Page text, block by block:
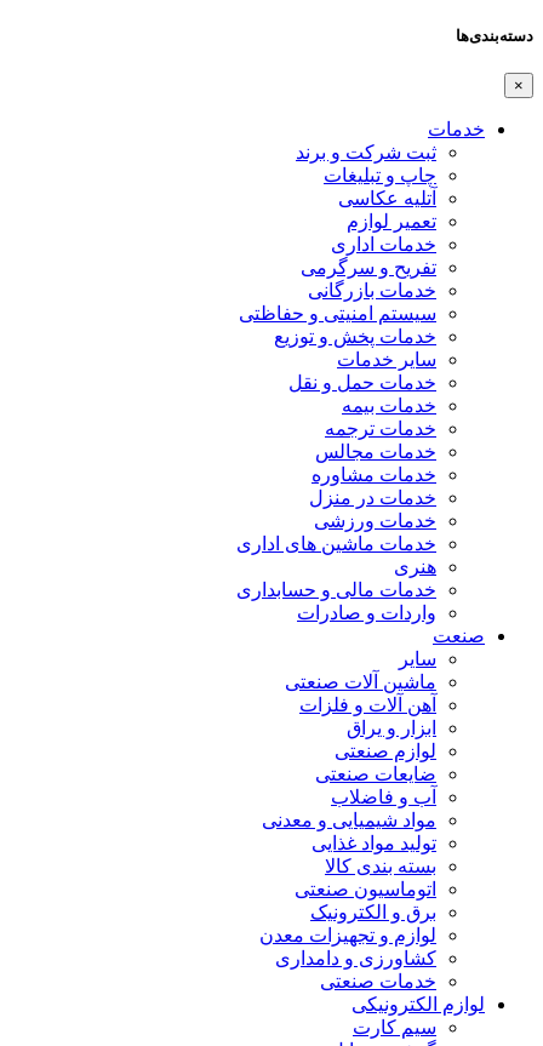
دسته‌بندی‌ها
×
خدمات
ثبت شرکت و برند
چاپ و تبلیغات
آتلیه عکاسی
تعمیر لوازم
خدمات اداری
تفریح و سرگرمی
خدمات بازرگانی
سیستم امنیتی و حفاظتی
خدمات پخش و توزیع
سایر خدمات
خدمات حمل و نقل
خدمات بیمه
خدمات ترجمه
خدمات مجالس
خدمات مشاوره
خدمات در منزل
خدمات ورزشی
خدمات ماشین های اداری
هنری
خدمات مالی و حسابداری
واردات و صادرات
صنعت
سایر
ماشین آلات صنعتی
آهن آلات و فلزات
ابزار و یراق
لوازم صنعتی
ضایعات صنعتی
آب و فاضلاب
مواد شیمیایی و معدنی
تولید مواد غذایی
بسته بندی کالا
اتوماسیون صنعتی
برق و الکترونیک
لوازم و تجهیزات معدن
کشاورزی و دامداری
خدمات صنعتی
لوازم الکترونیکی
سیم کارت